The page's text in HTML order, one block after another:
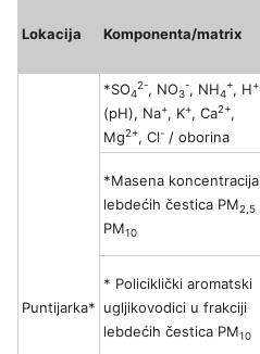
Lokacija Komponenta/matrix
Puntijarka*
*SO4
2-, NO3
-, NH4
+, H+
(pH), Na+, K+, Ca2+,
Mg2+, Cl- / oborina
*Masena koncentracija
lebdećih čestica PM2,5
PM10
* Policiklički aromatski
ugljikovodici u frakciji
lebdećih čestica PM10